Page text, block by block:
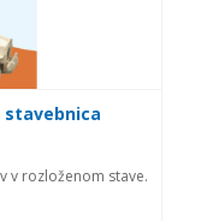
stavebnica
v rozloženom stave.